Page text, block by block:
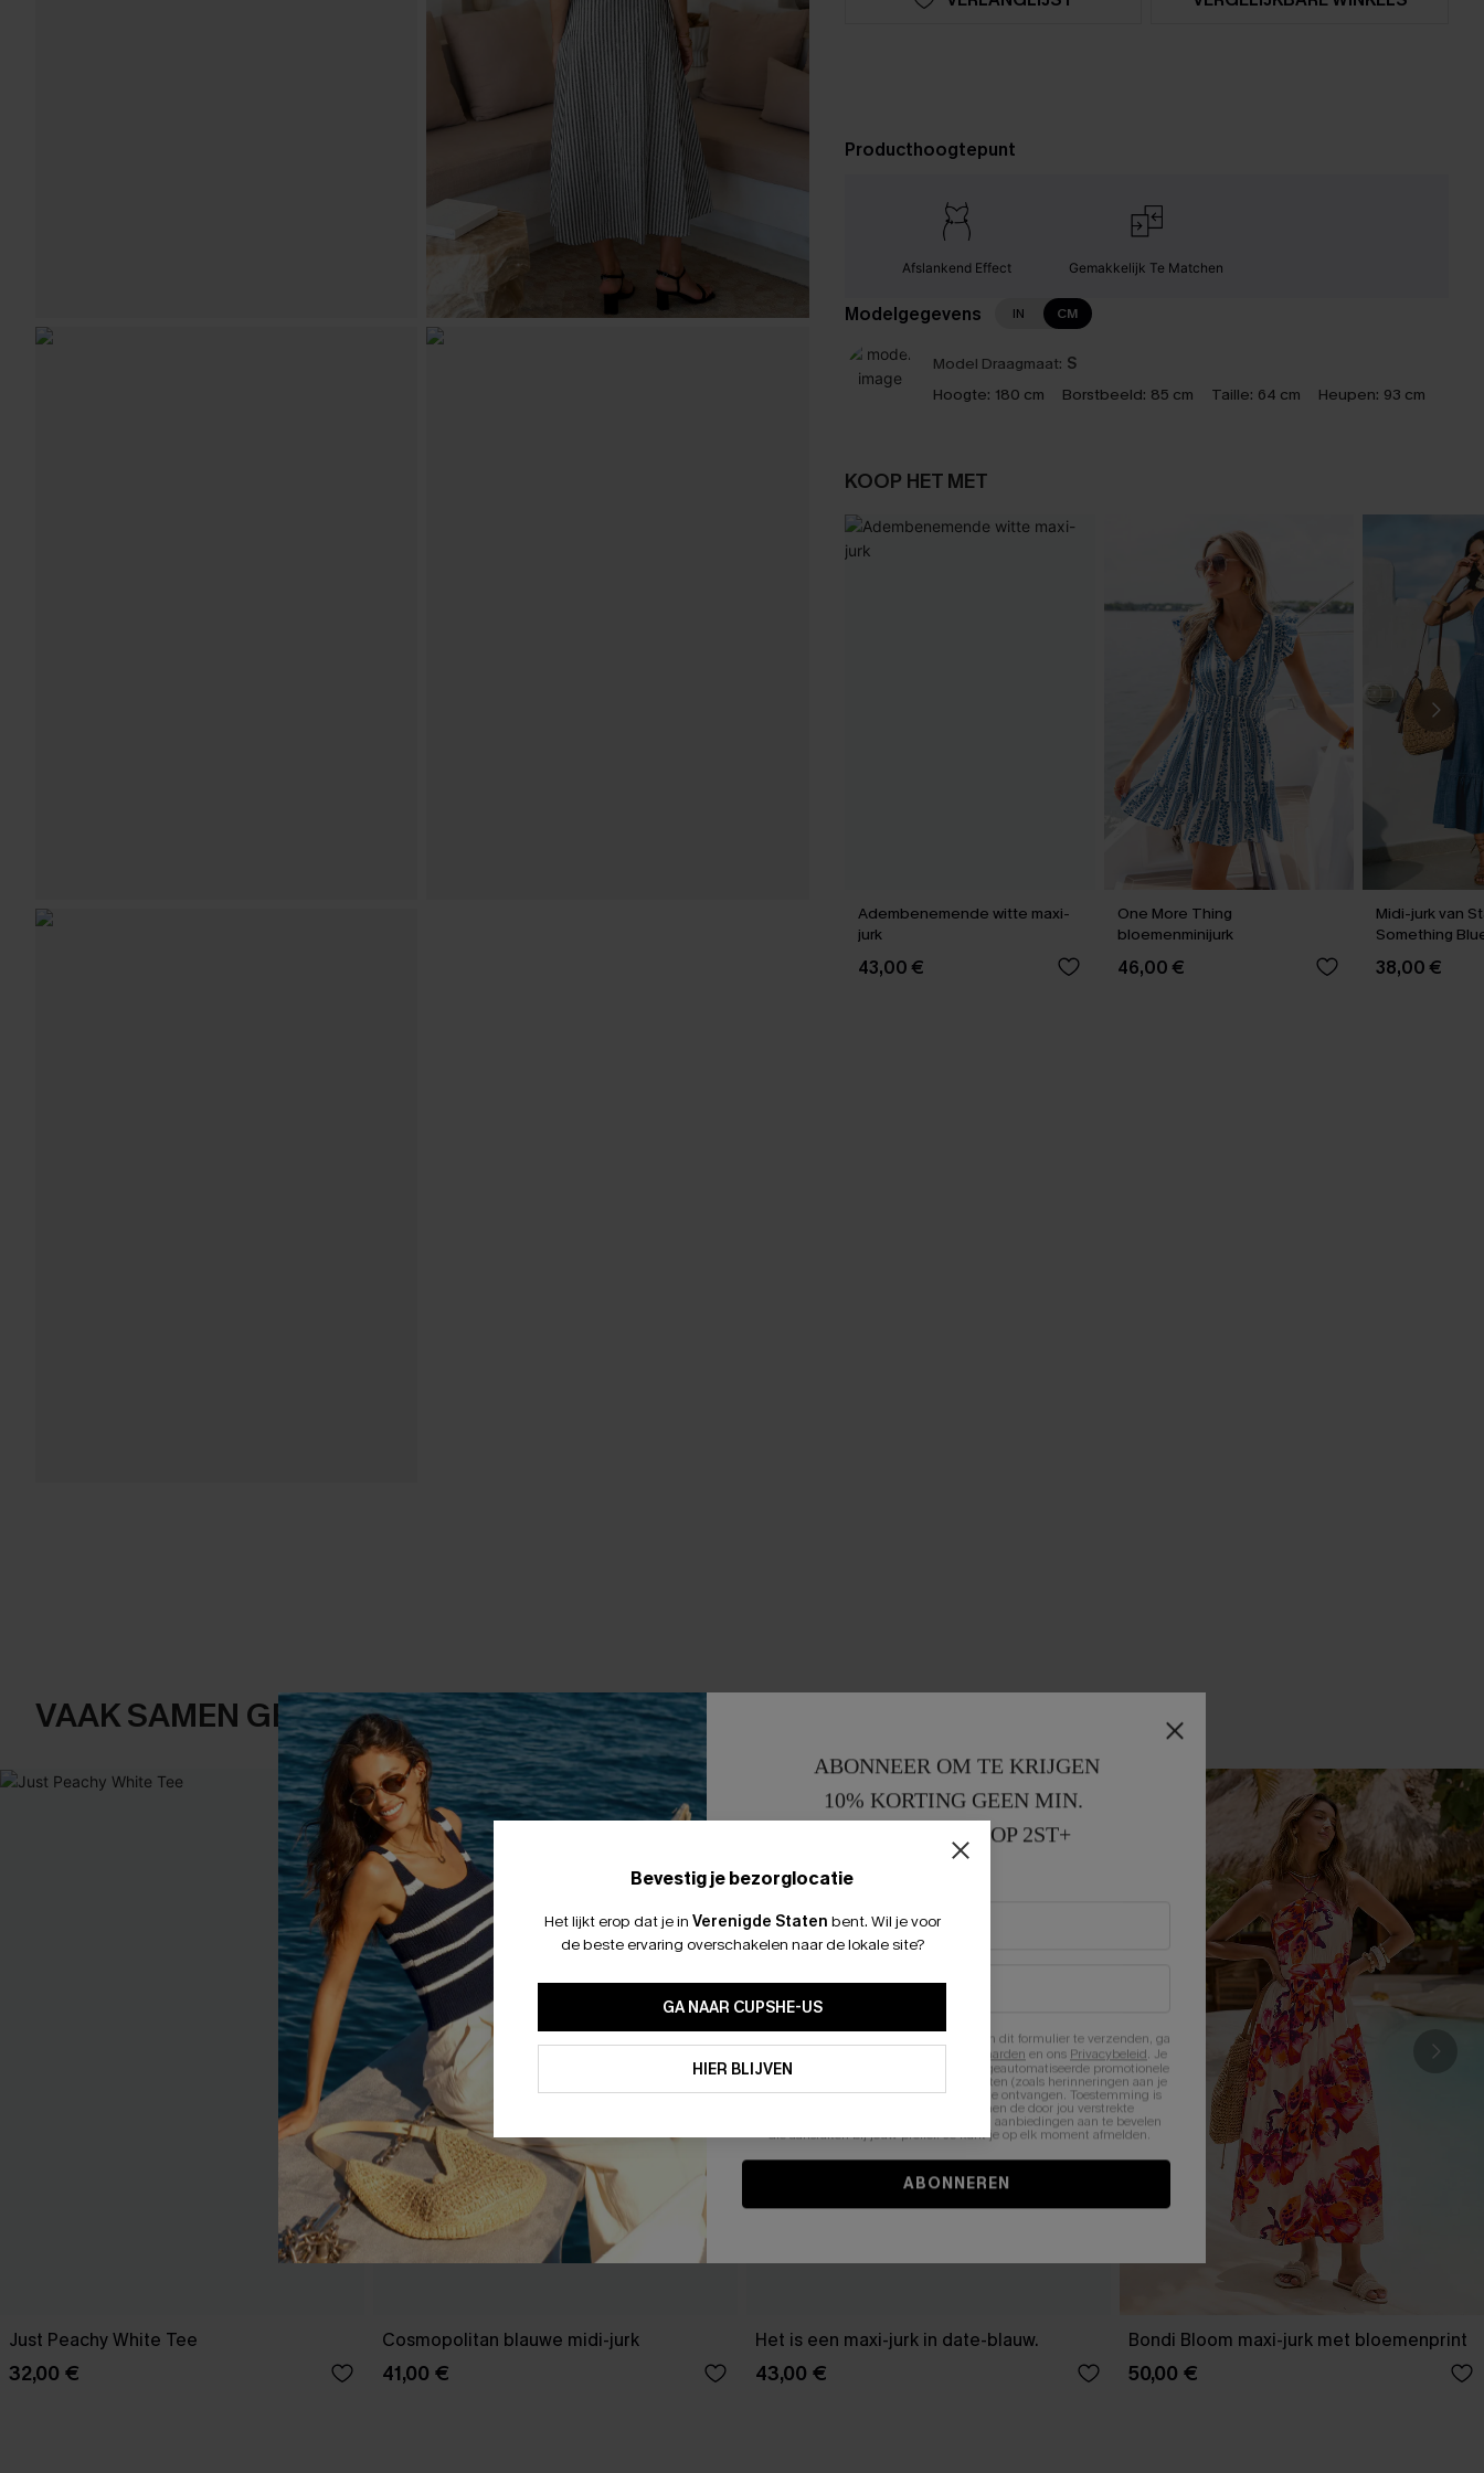
Producthoogtepunt
Afslankend Effect Gemakkelijk Te Matchen
Modelgegevens IN CM
Model Draagmaat: S
Hoogte: 180 cm Borstbeeld: 85 cm Taille: 64 cm Heupen: 93 cm
KOOP HET MET
Adembenemende witte maxi-
jurk
43,00 €
One More Thing
bloemenminijurk
46,00 €
Midi-jurk van
Something
38,00 €
VAAK SAMEN GEKOCHT
Just Peachy White Tee
32,00 €
Cosmopolitan blauwe midi-jurk
41,00 €
Het is een maxi-jurk in date-blauw.
43,00 €
Bondi Bloom maxi-jurk met bloemenprint
50,00 €
Bevestig je bezorglocatie
Het lijkt erop dat je in Verenigde Staten bent. Wil je voor
de beste ervaring overschakelen naar de lokale site?
GA NAAR CUPSHE-US
HIER BLIJVEN
ABONNEER OM TE KRIJGEN
10% KORTING GEEN MIN.
15% KORTING OP 2ST+
Door je contactgegevens in te vullen en dit formulier te verzenden, ga
Algemene Voorwaarden en ons Privacybeleid. Je
stemt er tevens mee in om herhaalde geautomatiseerde promotionele
en gepersonaliseerde marketingberichten (zoals herinneringen aan je
winkelwagen) en e-mails van Cupshe te ontvangen. Toestemming is
niet vereist voor een aankoop. We kunnen de door jou verstrekte
informatie gebruiken om producten en aanbiedingen aan te bevelen
die aansluiten bij jouw profiel. Je kunt je op elk moment afmelden.
ABONNEREN